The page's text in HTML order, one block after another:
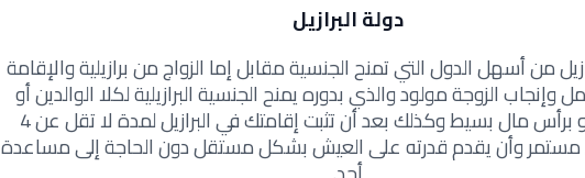
دولة البرازيل
من أسهل الدول التي تمنح الجنسية مقابل إما الزواج من برازيلية والإقامة
وإنجاب الزوجة مولود والذي بدوره يمنح الجنسية البرازيلية لكلا الوالدين أو
الاستثمار ولو برأس مال بسيط وكذلك بعد أن تثبت إقامتك في البرازيل لمدة لا تقل عن 4
وأن يقدم قدرته على العيش بشكل مستقل دون الحاجة إلى مساعدة